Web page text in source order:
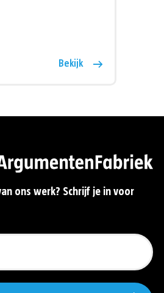
Bekijk
ons werk? Schrijf je in voor